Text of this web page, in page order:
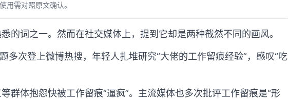
用需对照原文确认。
的词之一。然而在社交媒体上，提到它却是两种截然不同的画风。
多次登上微博热搜，年轻人扎堆研究“大佬的工作留痕经验”，感叹“吃
群体抱怨快被工作留痕“逼疯”。主流媒体也多次批评工作留痕是“形